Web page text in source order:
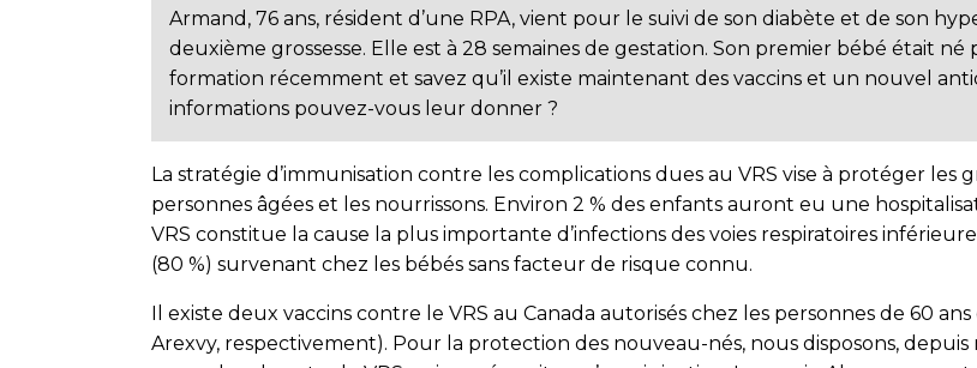
Armand, 76 ans, résident d’une RPA, vient pour le suivi de son diabète et de son
deuxième grossesse. Elle est à 28 semaines de gestation. Son premier bébé était né
formation récemment et savez qu’il existe maintenant des vaccins et un nouvel
informations pouvez-vous leur donner ?
La stratégie d’immunisation contre les complications dues au VRS vise à protéger les
personnes âgées et les nourrissons. Environ 2 % des enfants auront eu une
VRS constitue la cause la plus importante d’infections des voies respiratoires
(80 %) survenant chez les bébés sans facteur de risque connu.
Il existe deux vaccins contre le VRS au Canada autorisés chez les personnes de 60
Arexvy, respectivement). Pour la protection des nouveau-nés, nous disposons,